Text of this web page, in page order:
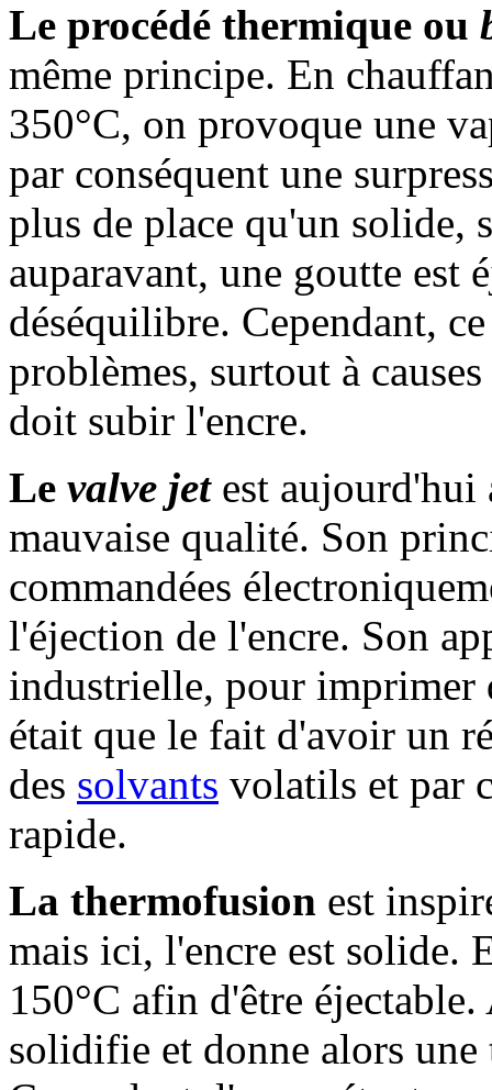
Le procédé thermique ou
même principe. En
350°C, on provoque une
par conséquent une
plus de place qu'un solide,
auparavant, une goutte est
déséquilibre. Cependant,
problèmes, surtout à
doit subir l'encre.
Le valve jetest aujourd'hui
mauvaise qualité. Son
commandées
l'éjection de l'encre. Son
industrielle, pour imprimer
était que le fait d'avoir un
des solvants volatils et par
rapide.
La thermofusion est
mais ici, l'encre est solide.
150°C afin d'être
solidifie et donne alors